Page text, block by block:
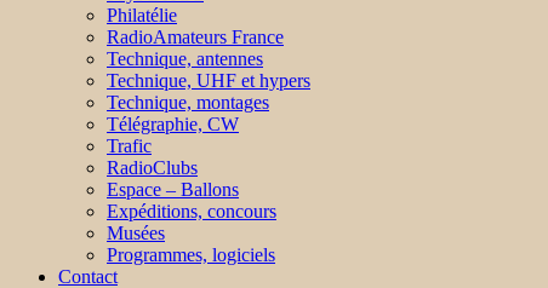
Philatélie
RadioAmateurs France
Technique, antennes
Technique, UHF et hypers
Technique, montages
Télégraphie, CW
Trafic
RadioClubs
Espace – Ballons
Expéditions, concours
Musées
Programmes, logiciels
Contact